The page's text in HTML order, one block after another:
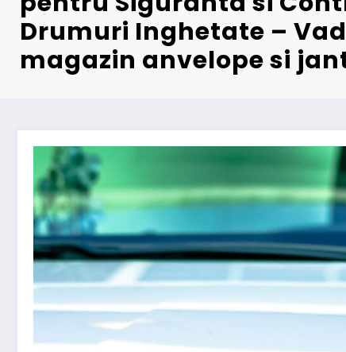
Drumuri Inghetate –
magazin anvelope si